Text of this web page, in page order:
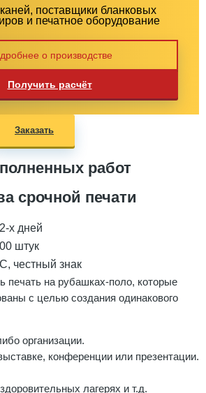
поставщики бланковых
и печатное оборудование
о производстве
Получить расчёт
Заказать
работ
срочной печати
х дней
штук
честный знак
на рубашках-поло, которые
с целью создания одинакового
организации.
конференции или презентации.
лагерях и т.д.